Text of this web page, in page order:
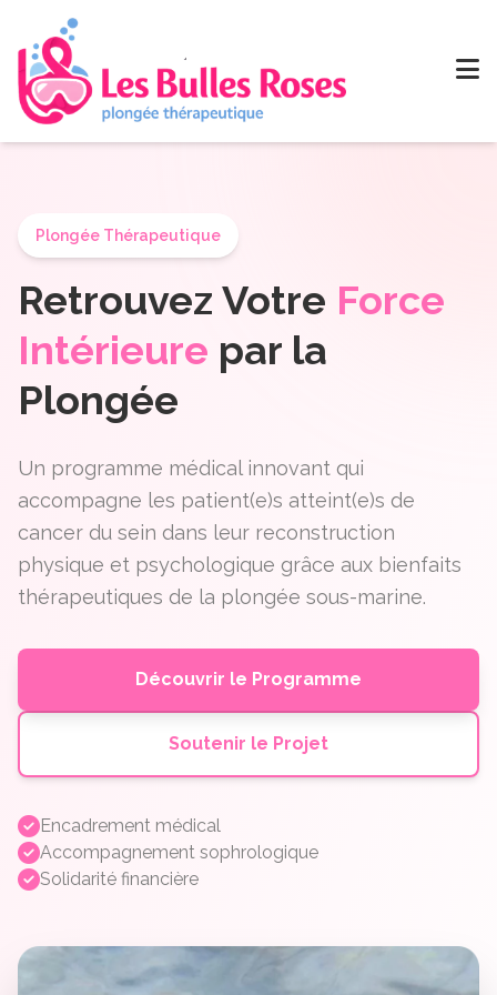
Plongée Thérapeutique
Retrouvez Votre Force
Intérieure par la
Plongée
Un programme médical innovant qui
accompagne les patient(e)s atteint(e)s de
cancer du sein dans leur reconstruction
physique et psychologique grâce aux bienfaits
thérapeutiques de la plongée sous-marine.
Découvrir le Programme
Soutenir le Projet
Encadrement médical
Accompagnement sophrologique
Solidarité financière